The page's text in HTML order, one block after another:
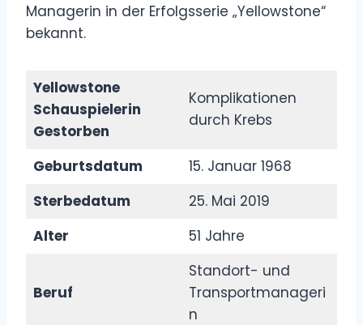
Managerin in der Erfolgsserie „Yellowstone“
bekannt.
Yellowstone
Schauspielerin
Gestorben
Komplikationen
durch Krebs
Geburtsdatum
15. Januar 1968
Sterbedatum
25. Mai 2019
Alter
51 Jahre
Beruf
Standort- und
Transportmanageri
n